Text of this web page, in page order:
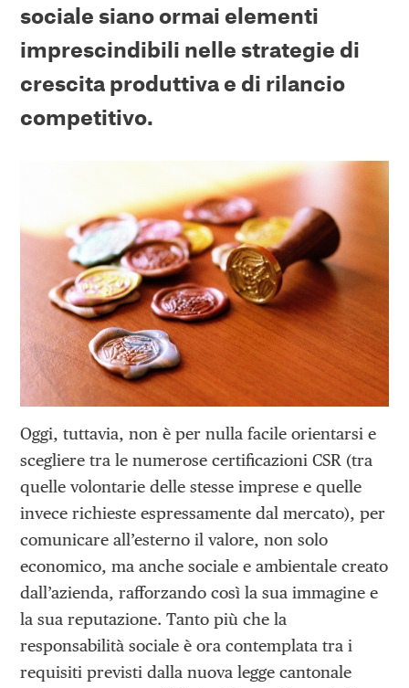
sociale siano ormai elementi
imprescindibili nelle strategie di
crescita produttiva e di rilancio
competitivo.
Oggi, tuttavia, non è per nulla facile orientarsi e
scegliere tra le numerose certificazioni CSR (tra
quelle volontarie delle stesse imprese e quelle
invece richieste espressamente dal mercato), per
comunicare all’esterno il valore, non solo
economico, ma anche sociale e ambientale creato
dall’azienda, rafforzando così la sua immagine e
la sua reputazione. Tanto più che la
responsabilità sociale è ora contemplata tra i
requisiti previsti dalla nuova legge cantonale